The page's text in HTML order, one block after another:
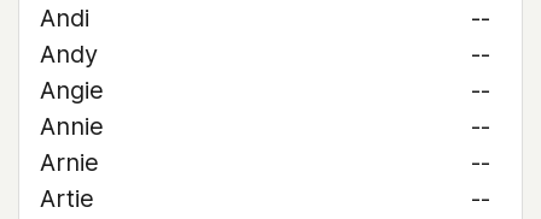
Andi
--
Andy
--
Angie
--
Annie
--
Arnie
--
Artie
--